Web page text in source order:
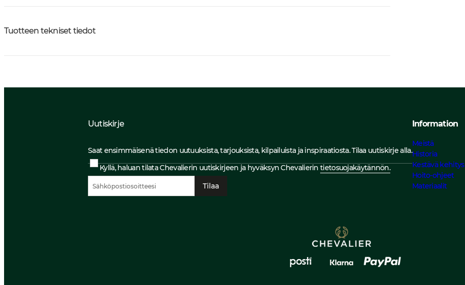
Tuotteen tekniset tiedot
Uutiskirje
Saat ensimmäisenä tiedon uutuuksista, tarjouksista, kilpailuista ja inspiraatiosta. Tilaa uutiskirje alla.
Kyllä, haluan tilata Chevalierin uutiskirjeen ja hyväksyn Chevalierintietosuojakäytännön.
Tilaa
Information
Meistä
Historia
Kestävä kehitys
Hoito-ohjeet
Materiaalit